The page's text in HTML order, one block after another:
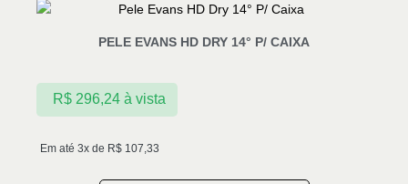
PELE EVANS HD DRY 14° P/ CAIXA
Em até 3x de R$ 107,33
R$296,24 à vista